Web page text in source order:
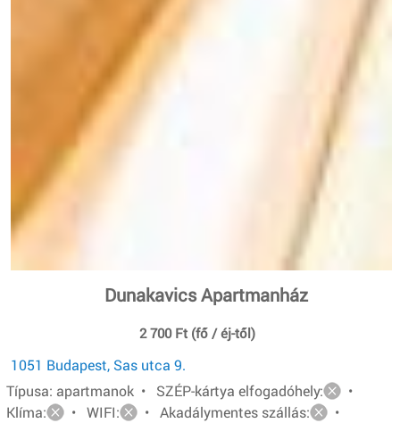
Dunakavics Apartmanház
2 700 Ft (fő / éj-től)
1051 Budapest, Sas utca 9.
Típusa: apartmanok • SZÉP-kártya elfogadóhely:
•
Klíma:
• WIFI: • Akadálymentes szállás: •